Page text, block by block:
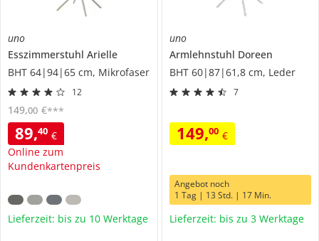
uno
Esszimmerstuhl Arielle
BHT 64|94|65 cm, Mikrofaser
12
89,40 €
Online zum
Kundenkartenpreis
149,00 €***
Lieferzeit: bis zu 10 Werktage
uno
Armlehnstuhl Doreen
BHT 60|87|61,8 cm, Leder
7
149,00 €
Angebot noch
1 Tag | 13 Std. | 17 Min.
Lieferzeit: bis zu 3 Werktage